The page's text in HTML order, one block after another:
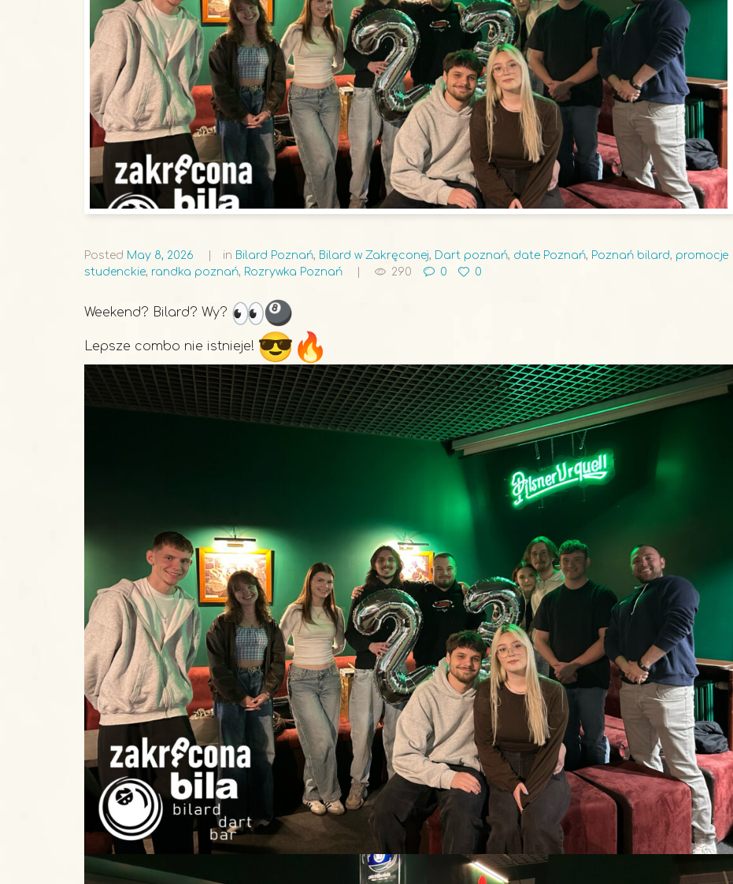
Posted May 8, 2026 in Bilard Poznań, Bilard w Zakręconej, Dart poznań, date Poznań, Poznań bilard, promocje
studenckie, randka poznań, Rozrywka Poznań 290 0 0
Weekend? Bilard? Wy?
Lepsze combo nie istnieje!